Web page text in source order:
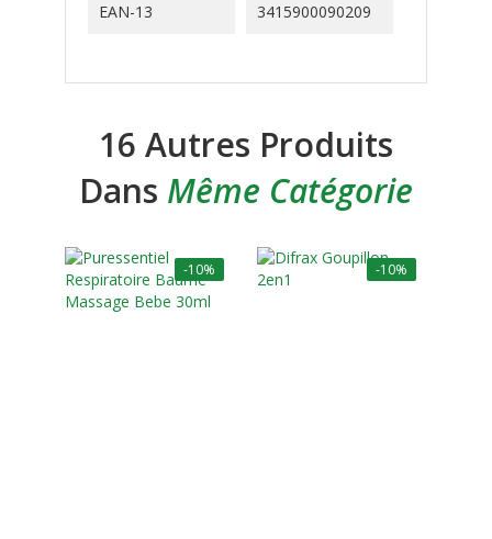
EAN-13 3415900090209
16 Autres Produits
Dans Même Catégorie
-10% -10%